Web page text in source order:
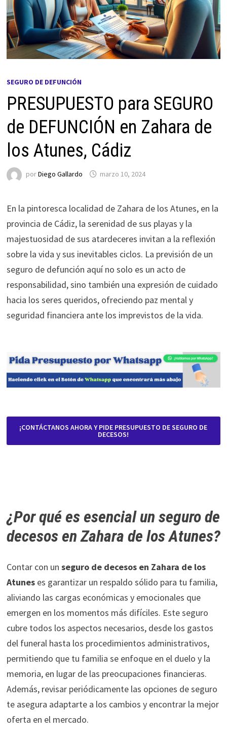
SEGURO DE DEFUNCIÓN
PRESUPUESTO para SEGURO
de DEFUNCIÓN en Zahara de
los Atunes, Cádiz
porDiego Gallardo marzo 10, 2024
En la pintoresca localidad de Zahara de los Atunes, en la
provincia de Cádiz, la serenidad de sus playas y la
majestuosidad de sus atardeceres invitan a la reflexión
sobre la vida y sus inevitables ciclos. La previsión de un
seguro de defunción aquí no solo es un acto de
responsabilidad, sino también una expresión de cuidado
hacia los seres queridos, ofreciendo paz mental y
seguridad financiera ante los imprevistos de la vida.
¡CONTÁCTANOS AHORA Y PIDE PRESUPUESTO DE SEGURO DE
DECESOS!
¿Por qué es esencial un seguro de
decesos en Zahara de los Atunes?
Contar con un seguro de decesos en Zahara de los
Atuneses garantizar un respaldo sólido para tu familia,
aliviando las cargas económicas y emocionales que
emergen en los momentos más difíciles. Este seguro
cubre todos los aspectos necesarios, desde los gastos
del funeral hasta los procedimientos administrativos,
permitiendo que tu familia se enfoque en el duelo y la
memoria, en lugar de las preocupaciones financieras.
Además, revisar periódicamente las opciones de seguro
te asegura adaptarte a los cambios y encontrar la mejor
oferta en el mercado.